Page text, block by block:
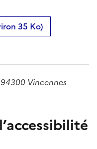
35 Ko)
Vincennes